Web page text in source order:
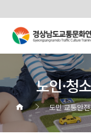
노인·청
도민 교통안